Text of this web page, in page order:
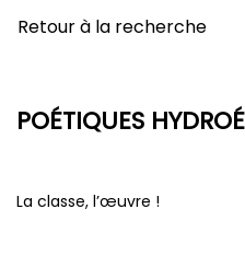
Retour à la recherche
POÉTIQUES
La classe, l’œuvre !